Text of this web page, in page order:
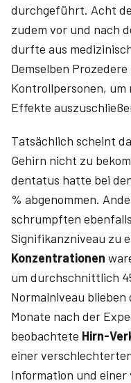
durchgeführt. Acht
zudem vor und nach
durfte aus
Demselben
Kontrollpersonen,
Effekte
Tatsächlich scheint
Gehirn nicht zu
dentatus hatte bei
% abgenommen.
schrumpften
Signifikanzniveau zu
Konzentrationen
um durchschnittlich
Normalniveau
Monate nach der
beobachtete Hirn-
einer
Information und